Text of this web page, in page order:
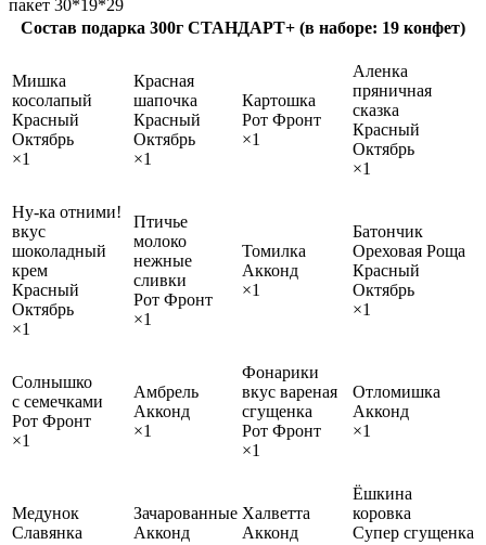
пакет 30*19*29
Состав подарка 300г СТАНДАРТ+ (в наборе: 19 конфет)
Мишка
косолапый
Красный
Октябрь
×1
Красная
шапочка
Красный
Октябрь
×1
Картошка
Рот Фронт
×1
Аленка
пряничная
сказка
Красный
Октябрь
×1
Ну-ка отними!
вкус
шоколадный
крем
Красный
Октябрь
×1
Птичье
молоко
нежные
сливки
Рот Фронт
×1
Томилка
Акконд
×1
Батончик
Ореховая Роща
Красный
Октябрь
×1
Солнышко
с семечками
Рот Фронт
×1
Амбрель
Акконд
×1
Фонарики
вкус вареная
сгущенка
Рот Фронт
×1
Отломишка
Акконд
×1
Медунок
Славянка
Зачарованные
Акконд
Халветта
Акконд
Ёшкина
коровка
Супер сгущенка